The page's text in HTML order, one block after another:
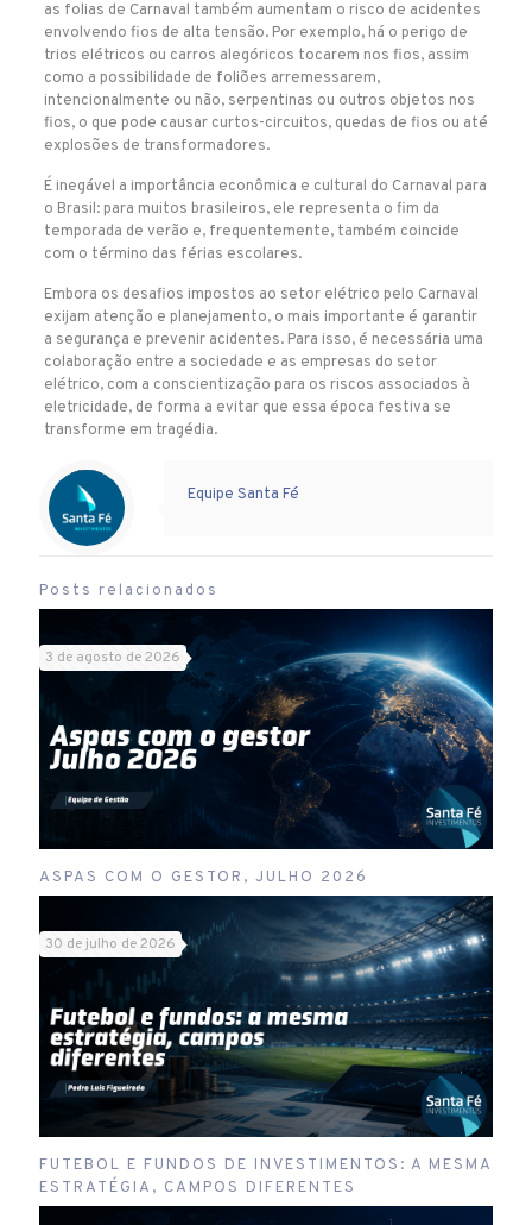
as folias de Carnaval também aumentam o risco de acidentes
envolvendo fios de alta tensão. Por exemplo, há o perigo de
trios elétricos ou carros alegóricos tocarem nos fios, assim
como a possibilidade de foliões arremessarem,
intencionalmente ou não, serpentinas ou outros objetos nos
fios, o que pode causar curtos-circuitos, quedas de fios ou até
explosões de transformadores.
É inegável a importância econômica e cultural do Carnaval para
o Brasil: para muitos brasileiros, ele representa o fim da
temporada de verão e, frequentemente, também coincide
com o término das férias escolares.
Embora os desafios impostos ao setor elétrico pelo Carnaval
exijam atenção e planejamento, o mais importante é garantir
a segurança e prevenir acidentes. Para isso, é necessária uma
colaboração entre a sociedade e as empresas do setor
elétrico, com a conscientização para os riscos associados à
eletricidade, de forma a evitar que essa época festiva se
transforme em tragédia.
Warning
: Undefined variable $user in
/home/storage/1/bb/9e/santafecombrprov1/public_html/wp-content/themes/betheme/includes/content-single.php
on line
355
Warning
: Trying to access array offset on value of type null in
/home/storage/1/bb/9e/santafecombrprov1/public_html/wp-content/themes/betheme/includes/content-single.php
on line
355
Equipe Santa Fé
Posts relacionados
3 de agosto de 2026
ASPAS COM O GESTOR, JULHO 2026
30 de julho de 2026
FUTEBOL E FUNDOS DE INVESTIMENTOS: A MESMA
ESTRATÉGIA, CAMPOS DIFERENTES